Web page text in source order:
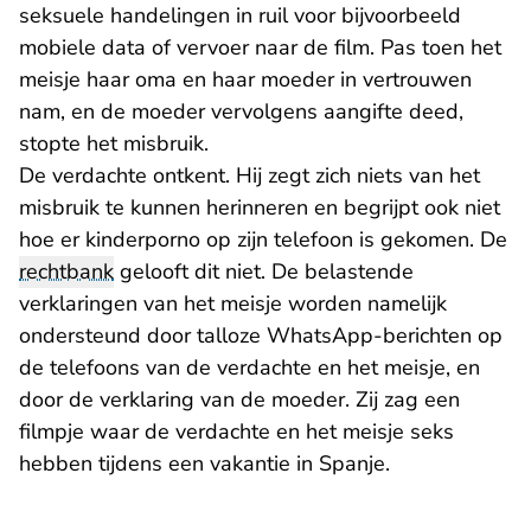
seksuele handelingen in ruil voor bijvoorbeeld
mobiele data of vervoer naar de film. Pas toen het
meisje haar oma en haar moeder in vertrouwen
nam, en de moeder vervolgens aangifte deed,
stopte het misbruik.
De verdachte ontkent. Hij zegt zich niets van het
misbruik te kunnen herinneren en begrijpt ook niet
hoe er kinderporno op zijn telefoon is gekomen. De
rechtbank gelooft dit niet. De belastende
verklaringen van het meisje worden namelijk
ondersteund door talloze WhatsApp-berichten op
de telefoons van de verdachte en het meisje, en
door de verklaring van de moeder. Zij zag een
filmpje waar de verdachte en het meisje seks
hebben tijdens een vakantie in Spanje.